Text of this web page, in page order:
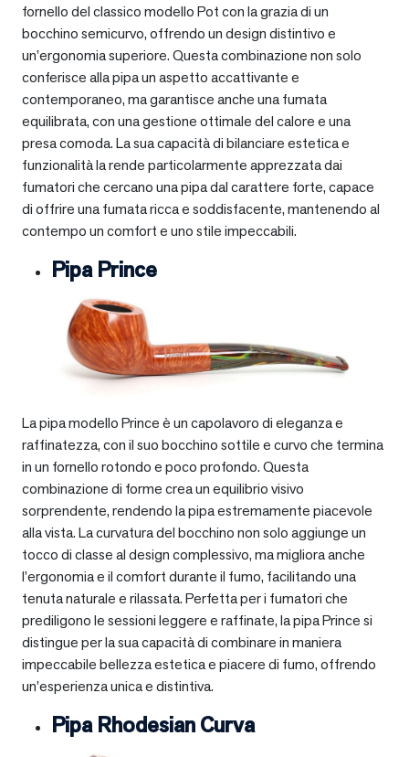
fornello del classico modello Pot con la grazia di un
bocchino semicurvo, offrendo un design distintivo e
un’ergonomia superiore. Questa combinazione non solo
conferisce alla pipa un aspetto accattivante e
contemporaneo, ma garantisce anche una fumata
equilibrata, con una gestione ottimale del calore e una
presa comoda. La sua capacità di bilanciare estetica e
funzionalità la rende particolarmente apprezzata dai
fumatori che cercano una pipa dal carattere forte, capace
di offrire una fumata ricca e soddisfacente, mantenendo al
contempo un comfort e uno stile impeccabili.
Pipa Prince
La pipa modello Prince è un capolavoro di eleganza e
raffinatezza, con il suo bocchino sottile e curvo che termina
in un fornello rotondo e poco profondo. Questa
combinazione di forme crea un equilibrio visivo
sorprendente, rendendo la pipa estremamente piacevole
alla vista. La curvatura del bocchino non solo aggiunge un
tocco di classe al design complessivo, ma migliora anche
l’ergonomia e il comfort durante il fumo, facilitando una
tenuta naturale e rilassata. Perfetta per i fumatori che
prediligono le sessioni leggere e raffinate, la pipa Prince si
distingue per la sua capacità di combinare in maniera
impeccabile bellezza estetica e piacere di fumo, offrendo
un’esperienza unica e distintiva.
Pipa Rhodesian Curva